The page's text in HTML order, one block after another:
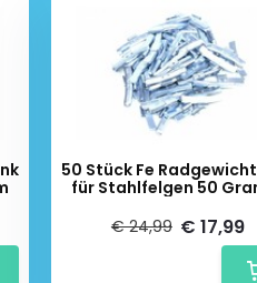
50 Stück Fe
für Stahlfelgen 50
€ 24,99 € 17,99